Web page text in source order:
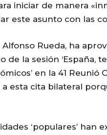
iniciar de manera
este asunto con las
Rueda, ha
de la sesión ‘España,
en la 41 Reunió
a esta cita bilateral
‘populares’ han